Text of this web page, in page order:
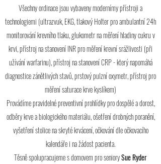
Všechny ordinace jsou vybaveny modernímy přístroji a
technologiemi (ultrazvuk, EKG, tlakový Holter pro ambulantní 24h
monitorování krevního tlaku, glukometr na měření hladiny cukru v
krvi, přístroj na stanovení INR pro měření krevní srážlivosti (při
užívání warfarinu), přístroj na stanovení CRP - který napomáhá
diagnostice zánětlivých stavů, prstový pulzní oxymetr, přístroj pro
měření saturace krve kyslíkem)
Provádíme pravidelné preventivní prohlídky pro dospělé a dorost,
odběry krve a biologického materiálu, ošetření drobných poranění,
vyšetření stolice na skryté krvácení, očkování dle očkovacího
kalendáře i na žádost pacienta.
Těsně spolupracujeme s domovem pro seniorySue Ryder